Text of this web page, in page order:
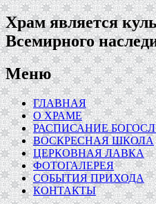
Храм является
Всемирного
Меню
ГЛАВНАЯ
О ХРАМЕ
РАСПИСАНИЕ
ВОСКРЕСНАЯ ШКОЛА
ЦЕРКОВНАЯ ЛАВКА
ФОТОГАЛЕРЕЯ
СОБЫТИЯ ПРИХОДА
КОНТАКТЫ